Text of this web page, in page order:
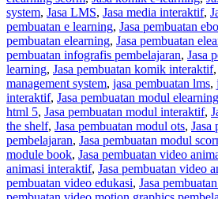
system, Jasa LMS, Jasa media interaktif,
pembuatan e learning, Jasa pembuatan
pembuatan elearning, Jasa pembuatan
pembuatan infografis pembelajaran, Jasa
learning, Jasa pembuatan komik interaktif,
management system, jasa pembuatan lms,
interaktif, Jasa pembuatan modul elearning
html 5, Jasa pembuatan modul interaktif,
the shelf, Jasa pembuatan modul ots, Jasa
pembelajaran, Jasa pembuatan modul
module book, Jasa pembuatan video
animasi interaktif, Jasa pembuatan video
pembuatan video edukasi, Jasa